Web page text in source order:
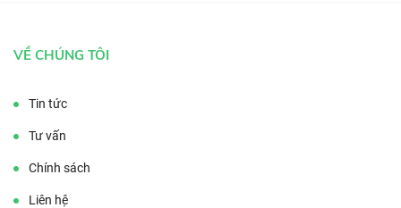
VỀ CHÚNG TÔI
Tin tức
Tư vấn
Chính sách
Liên hệ